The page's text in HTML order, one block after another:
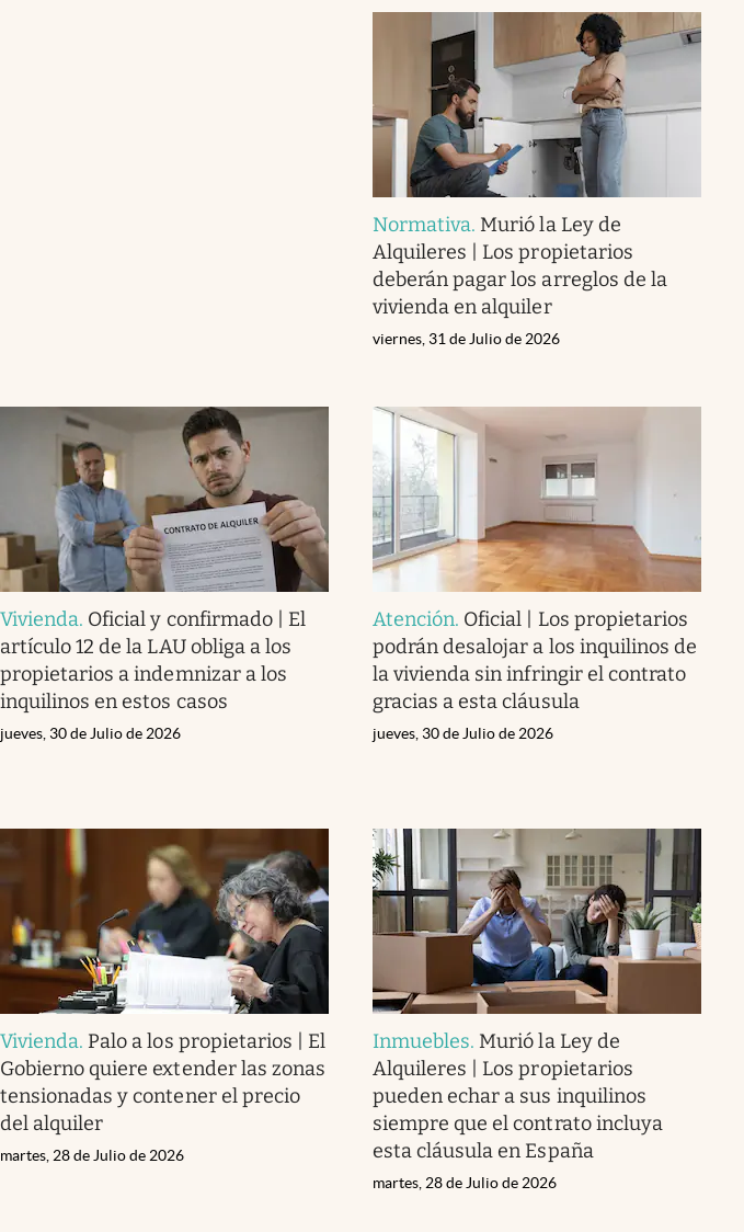
Normativa. Murió la Ley de
Alquileres | Los propietarios
deberán pagar los arreglos de la
vivienda en alquiler
viernes, 31 de Julio de 2026
Vivienda. Oficial y confirmado | El
artículo 12 de la LAU obliga a los
propietarios a indemnizar a los
inquilinos en estos casos
jueves, 30 de Julio de 2026
Atención. Oficial | Los propietarios
podrán desalojar a los inquilinos de
la vivienda sin infringir el contrato
gracias a esta cláusula
jueves, 30 de Julio de 2026
Vivienda. Palo a los propietarios | El
Gobierno quiere extender las zonas
tensionadas y contener el precio
del alquiler
martes, 28 de Julio de 2026
Inmuebles. Murió la Ley de
Alquileres | Los propietarios
pueden echar a sus inquilinos
siempre que el contrato incluya
esta cláusula en España
martes, 28 de Julio de 2026